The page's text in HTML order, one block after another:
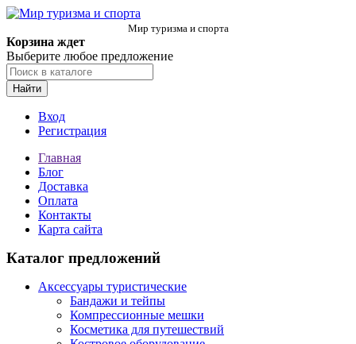
Мир туризма и спорта
Корзина ждет
Выберите любое предложение
Найти
Вход
Регистрация
Главная
Блог
Доставка
Оплата
Контакты
Карта сайта
Каталог предложений
Аксессуары туристические
Бандажи и тейпы
Компрессионные мешки
Косметика для путешествий